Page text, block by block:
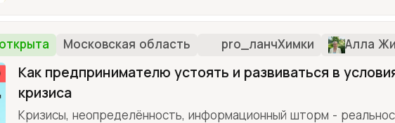
Московская область pro_ланчХимки Алла
Как предпринимателю устоять и развиваться в
кризиса
Кризисы, неопределённость, информационный шторм -